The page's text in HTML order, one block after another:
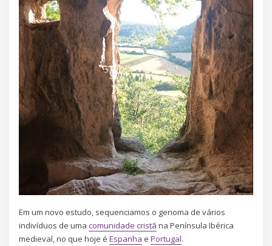
Em um novo estudo, sequenciamos o genoma de vários
indivíduos de umacomunidade cristã na Península Ibérica
medieval, no que hoje éEspanha ePortugal.